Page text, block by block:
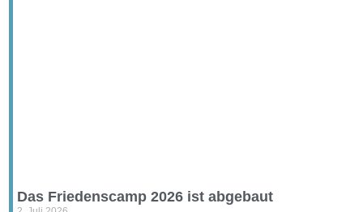
Das Friedenscamp 2026 ist abgebaut